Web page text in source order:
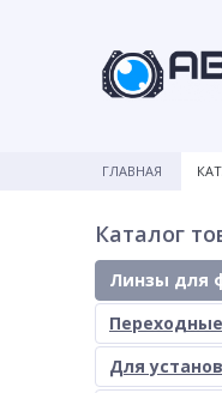
ГЛАВНАЯ
Каталог
Линзы для
Для